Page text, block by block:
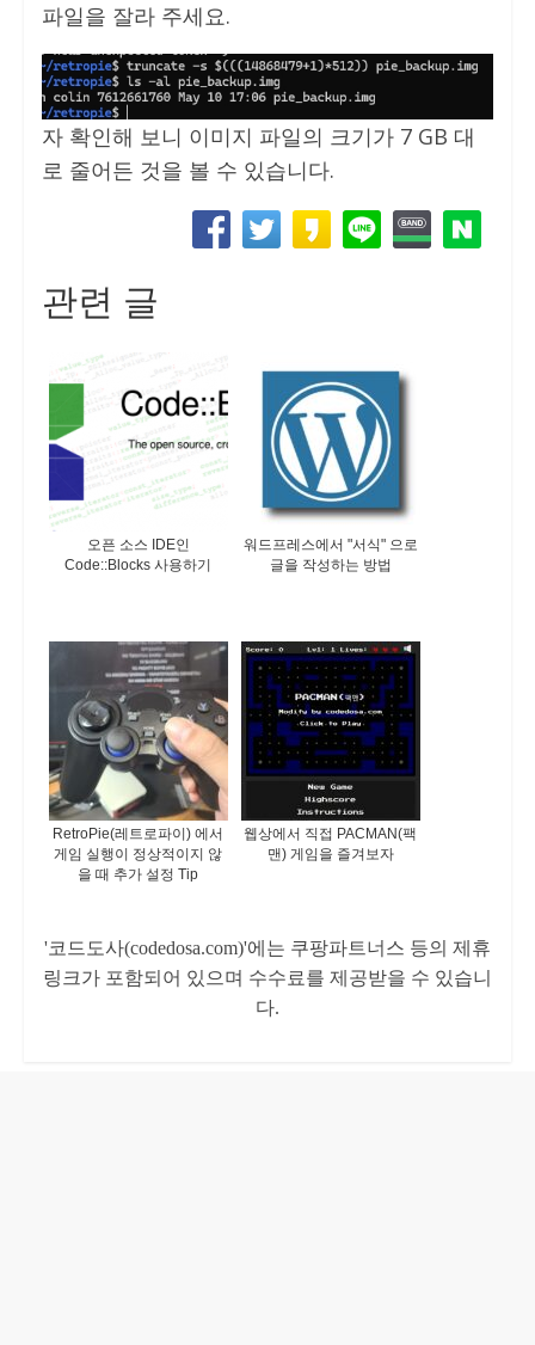
파일을 잘라 주세요.
자 확인해 보니 이미지 파일의 크기가 7 GB 대
로 줄어든 것을 볼 수 있습니다.
관련 글
오픈 소스 IDE인
Code::Blocks 사용하기
워드프레스에서 "서식" 으로
글을 작성하는 방법
RetroPie(레트로파이) 에서
게임 실행이 정상적이지 않
을 때 추가 설정 Tip
웹상에서 직접 PACMAN(팩
맨) 게임을 즐겨보자
'코드도사(codedosa.com)'에는 쿠팡파트너스 등의 제휴
링크가 포함되어 있으며 수수료를 제공받을 수 있습니
다.